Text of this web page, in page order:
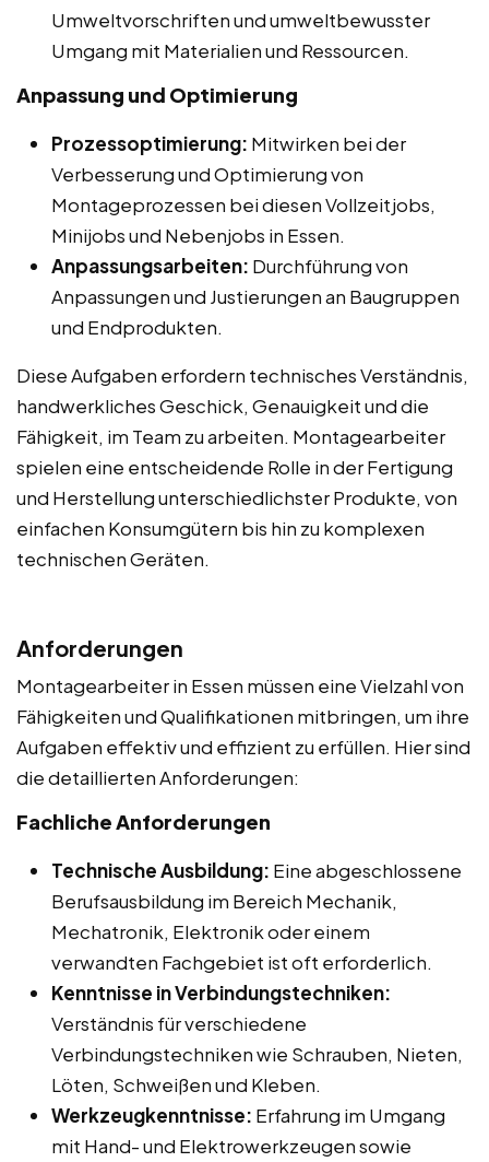
Umweltvorschriften und umweltbewusster
Umgang mit Materialien und Ressourcen.
Anpassung und Optimierung
Prozessoptimierung: Mitwirken bei der
Verbesserung und Optimierung von
Montageprozessen bei diesen Vollzeitjobs,
Minijobs und Nebenjobs in Essen.
Anpassungsarbeiten: Durchführung von
Anpassungen und Justierungen an Baugruppen
und Endprodukten.
Diese Aufgaben erfordern technisches Verständnis,
handwerkliches Geschick, Genauigkeit und die
Fähigkeit, im Team zu arbeiten. Montagearbeiter
spielen eine entscheidende Rolle in der Fertigung
und Herstellung unterschiedlichster Produkte, von
einfachen Konsumgütern bis hin zu komplexen
technischen Geräten.
Anforderungen
Montagearbeiter in Essen müssen eine Vielzahl von
Fähigkeiten und Qualifikationen mitbringen, um ihre
Aufgaben effektiv und effizient zu erfüllen. Hier sind
die detaillierten Anforderungen:
Fachliche Anforderungen
Technische Ausbildung: Eine abgeschlossene
Berufsausbildung im Bereich Mechanik,
Mechatronik, Elektronik oder einem
verwandten Fachgebiet ist oft erforderlich.
Kenntnisse in Verbindungstechniken:
Verständnis für verschiedene
Verbindungstechniken wie Schrauben, Nieten,
Löten, Schweißen und Kleben.
Werkzeugkenntnisse: Erfahrung im Umgang
mit Hand- und Elektrowerkzeugen sowie